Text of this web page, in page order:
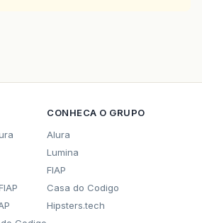
CONHECA O GRUPO
Alura
Lumina
FIAP
Casa do Codigo
Hipsters.tech